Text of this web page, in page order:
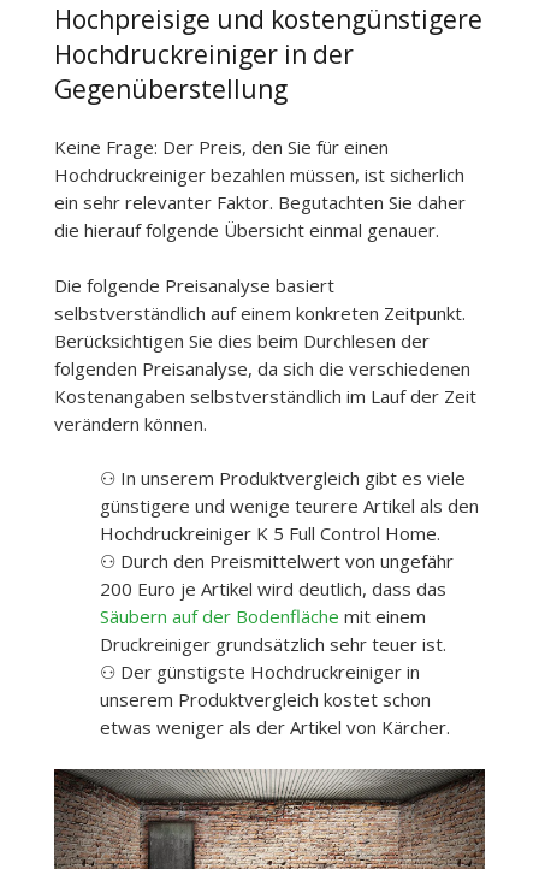
Hochpreisige und kostengünstigere
Hochdruckreiniger in der
Gegenüberstellung
Keine Frage: Der Preis, den Sie für einen
Hochdruckreiniger bezahlen müssen, ist sicherlich
ein sehr relevanter Faktor. Begutachten Sie daher
die hierauf folgende Übersicht einmal genauer.
Die folgende Preisanalyse basiert
selbstverständlich auf einem konkreten Zeitpunkt.
Berücksichtigen Sie dies beim Durchlesen der
folgenden Preisanalyse, da sich die verschiedenen
Kostenangaben selbstverständlich im Lauf der Zeit
verändern können.
⚇ In unserem Produktvergleich gibt es viele
günstigere und wenige teurere Artikel als den
Hochdruckreiniger K 5 Full Control Home.
⚇ Durch den Preismittelwert von ungefähr
200 Euro je Artikel wird deutlich, dass das
Säubern auf der Bodenfläche mit einem
Druckreiniger grundsätzlich sehr teuer ist.
⚇ Der günstigste Hochdruckreiniger in
unserem Produktvergleich kostet schon
etwas weniger als der Artikel von Kärcher.